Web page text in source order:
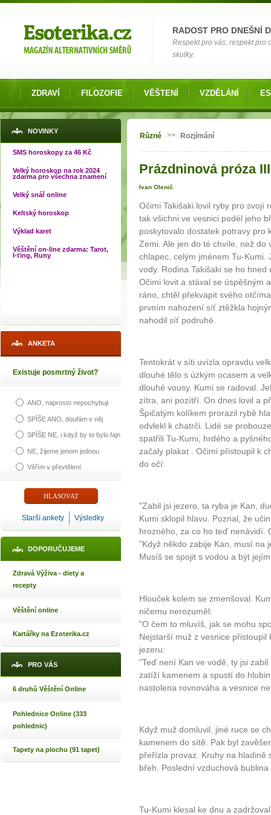
RADOST PRO DNEŠNÍ
Respekt pro vás, respekt pro
skutky.
ZDRAVÍ FILOZOFIE VĚŠTENÍ VZDĚLÁNÍ
NOVINKY
SMS horoskopy za 46 Kč
Velký horoskop na rok 2024
zdarma pro všechna znamení
Velký snář online
Keltský horoskop
Výklad karet
Věštění on-line zdarma: Tarot,
I-ťing, Runy
ANKETA
Existuje posmrtný život?
ANO, naprosto nepochybuji
SPÍŠE ANO, doufám v něj
SPÍŠE NE, i když by to bylo fajn
NE, žijeme jenom jednou
Věřím v převtělení
Starší ankety Výsledky
DOPORUČUJEME
Zdravá Výživa - diety a
recepty
Věštění online
Kartářky na Ezoterika.cz
PRO VÁS
6 druhů Věštění Online
Pohlednice Online (333
pohlednic)
Tapety na plochu (91 tapet)
Jste zde
Různé >> Rozjímání
Prázdninová próza
Ivan Olenič
Očimi Takišaki lovil ryby pro svojí
tak všichni ve vesnici podél jeho
poskytovalo dostatek potravy pro
Zemi. Ale jen do té chvíle, než do
chlapec, celým jménem Tu-
vody. Rodina Takišaki se ho
Očimi lovit a stával se úspěšným
ráno, chtěl překvapit svého
prvním nahození síť ztěžkla
nahodil síť podruhé.
Tentokrát v síti uvízla opravdu
dlouhé tělo s úzkým ocasem a
dlouhé vousy. Kumi se radoval.
zítra, ani pozítří. On dnes lovil a
Špičatým kolíkem prorazil rybě
odvlekl k chatrči. Lidé se
spatřili Tu-Kumi, hrdého a
začaly plakat . Očimi přistoupil k
do očí:
"Zabil jsi jezero, ta ryba je Kan,
Kumi sklopil hlavu. Poznal, že
hrozného, za co ho teď nenávidí.
"Když někdo zabije Kan, musí na
Musíš se spojit s vodou a být
Hlouček kolem se zmenšoval.
ničemu nerozuměl:
"O čem to mluvíš, jak se mohu
Nejstarší muž z vesnice
jezeru:
"Teď není Kan ve vodě, ty jsi
zatíží kamenem a spustí do
nastolena rovnováha a vesnice
Když muž domluvil, jiné ruce se
kamenem do sítě. Pak byl
přeřízla provaz. Kruhy na hladině
břeh. Poslední vzduchová
Tu-Kumi klesal ke dnu a